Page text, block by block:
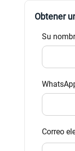
Obtener
Su
Correo